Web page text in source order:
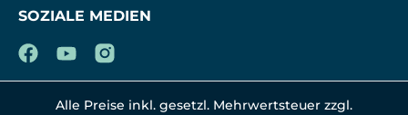
SOZIALE MEDIEN
Alle Preise inkl. gesetzl. Mehrwertsteuer zzgl.